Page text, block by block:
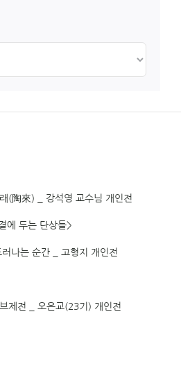
(陶來) _ 강석영 교수님 개인전
에 두는 단상들>
나는 순간 _ 고형지 개인전
제전 _ 오은교(23기) 개인전